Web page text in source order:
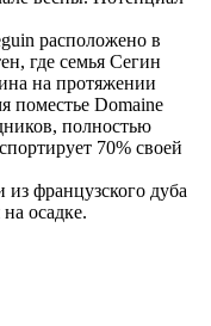
расположено в
где семья Сегин
на протяжении
поместье Domaine
полностью
70% своей
французского дуба
осадке.